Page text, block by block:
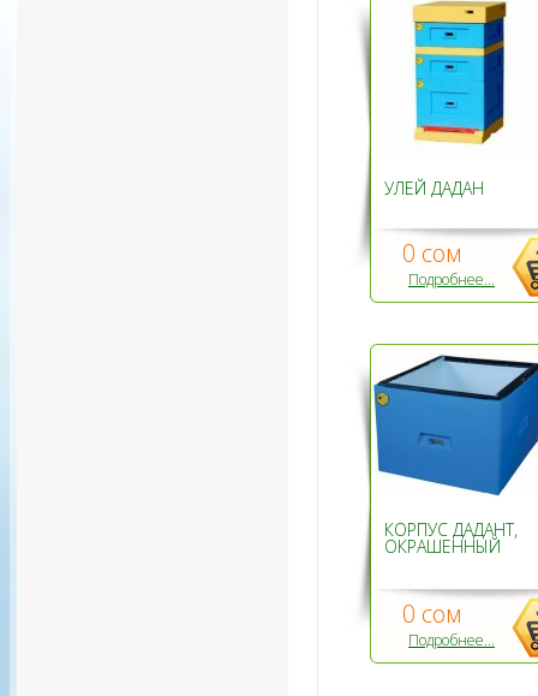
УЛЕЙ ДАДАН
0 сом
Подробнее...
КОРПУС ДАДАНТ,
ОКРАШЕННЫЙ
0 сом
Подробнее...